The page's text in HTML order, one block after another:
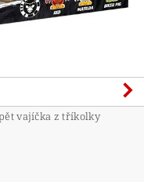
vajíčka z tříkolky